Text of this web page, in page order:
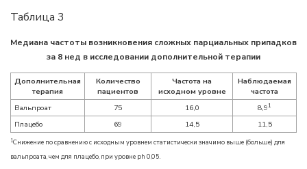
Таблица 3
Медиана частоты возникновения сложных парциальных припадков
за 8 нед в исследовании дополнительной терапии
Дополнительная
терапия
Количество
пациентов
Частота на
исходном уровне
Наблюдаемая
частота
Вальпроат
75 16,0 8,91
Плацебо 69 14,5 11,5
1Снижение по сравнению с исходным уровнем статистически значимо выше (больше) для
вальпроата, чем для плацебо, при уровне ph 0,05.